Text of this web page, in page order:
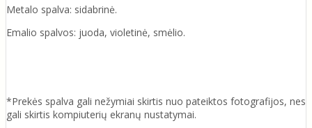
Metalo spalva: sidabrinė.
Emalio spalvos: juoda, violetinė, smėlio.
*Prekės spalva gali nežymiai skirtis nuo pateiktos fotografijos, nes
gali skirtis kompiuterių ekranų nustatymai.